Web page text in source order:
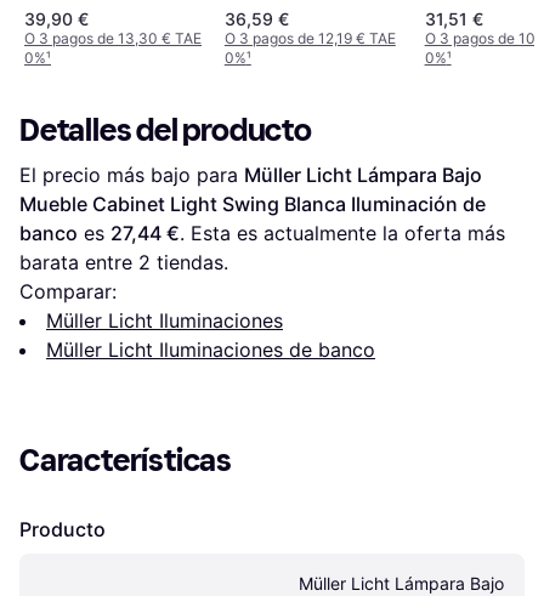
39,90 €
O 3 pagos de 13,30 € TAE
0%¹
banco
36,59 €
O 3 pagos de 12,19 € TAE
0%¹
Switch Tone
Blanco
banco
31,51 €
O 3 pagos de
0%¹
Detalles del producto
El precio más bajo para Müller Licht Lámpara Bajo
Mueble Cabinet Light Swing Blanca Iluminación de
banco es 27,44 €. Esta es actualmente la oferta más
barata entre 2 tiendas.
Comparar:
Müller Licht Iluminaciones
Müller Licht Iluminaciones de banco
Características
Producto
Müller Licht Lámpara Bajo